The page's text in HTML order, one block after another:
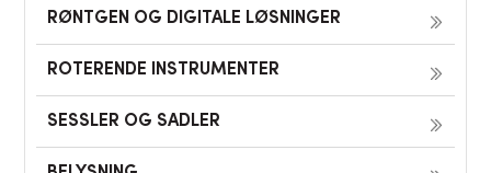
RØNTGEN OG DIGITALE LØSNINGER
ROTERENDE INSTRUMENTER
SESSLER OG SADLER